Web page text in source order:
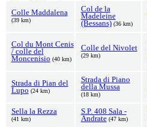
Colle Maddalena
(39 km)
Col de la
Madeleine
(Bessans) (36 km)
Col du Mont Cenis
/ colle del
Moncenisio (40 km)
Colle del Nivolet
(29 km)
Strada di Pian del
Lupo (24 km)
Strada di Piano
della Mussa
(18 km)
Sella la Rezza
(41 km)
S.P. 408 Sala -
Andrate (47 km)